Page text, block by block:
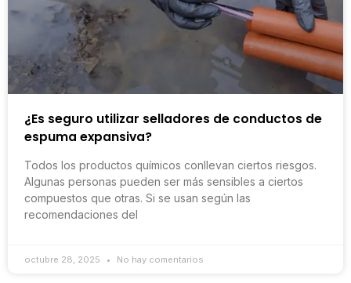
¿Es seguro utilizar selladores de conductos de
espuma expansiva?
Todos los productos químicos conllevan ciertos riesgos.
Algunas personas pueden ser más sensibles a ciertos
compuestos que otras. Si se usan según las
recomendaciones del
octubre 28, 2025 No hay comentarios